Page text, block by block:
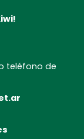
teléfono de